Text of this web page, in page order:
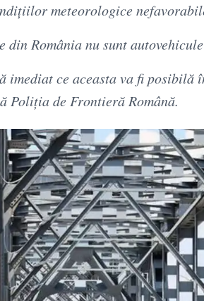
meteorologice
din România nu sunt
imediat ce aceasta va fi
de Frontieră Română.